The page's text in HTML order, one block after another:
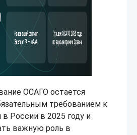
ОСАГО остается
требованием к
России в 2025 году и
важную роль в